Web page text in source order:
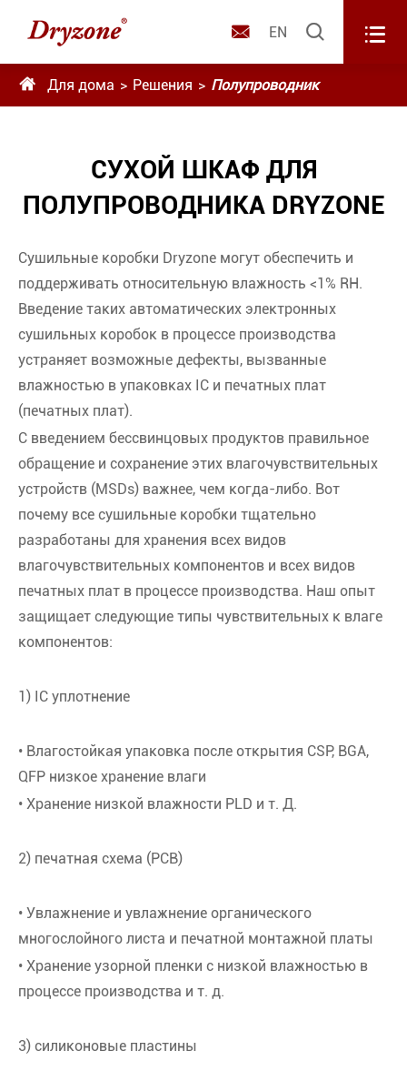
 EN  
 Для дома Решения Полупроводник
СУХОЙ ШКАФ ДЛЯ
ПОЛУПРОВОДНИКА DRYZONE
Сушильные коробки Dryzone могут обеспечить и
поддерживать относительную влажность <1% RH.
Введение таких автоматических электронных
сушильных коробок в процессе производства
устраняет возможные дефекты, вызванные
влажностью в упаковках IC и печатных плат
(печатных плат).
С введением бессвинцовых продуктов правильное
обращение и сохранение этих влагочувствительных
устройств (MSDs) важнее, чем когда-либо. Вот
почему все сушильные коробки тщательно
разработаны для хранения всех видов
влагочувствительных компонентов и всех видов
печатных плат в процессе производства. Наш опыт
защищает следующие типы чувствительных к влаге
компонентов:
1) IC уплотнение
• Влагостойкая упаковка после открытия CSP, BGA,
QFP низкое хранение влаги
• Хранение низкой влажности PLD и т. Д.
2) печатная схема (PCB)
• Увлажнение и увлажнение органического
многослойного листа и печатной монтажной платы
• Хранение узорной пленки с низкой влажностью в
процессе производства и т. д.
3) силиконовые пластины